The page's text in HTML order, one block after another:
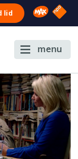
lid Omroep
NPO
menu